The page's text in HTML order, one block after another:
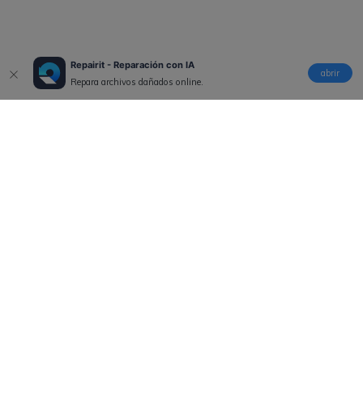
Repairit - Reparación con IA
Repara archivos dañados online.
abrir